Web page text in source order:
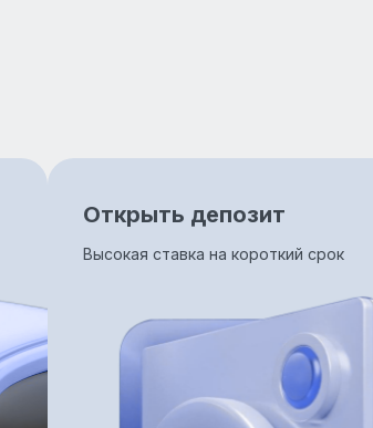
Открыть депозит
Высокая ставка на короткий срок